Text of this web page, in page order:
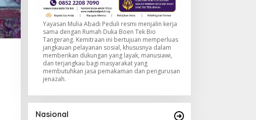
Yayasan Mulia Abadi Peduli resmi menjalin kerja
sama dengan Rumah Duka Boen Tek Bio
Tangerang. Kemitraan ini bertujuan memperluas
jangkauan pelayanan sosial, khususnya dalam
memberikan dukungan yang layak, manusiawi,
dan terjangkau bagi masyarakat yang
membutuhkan jasa pemakaman dan pengurusan
jenazah.
Nasional